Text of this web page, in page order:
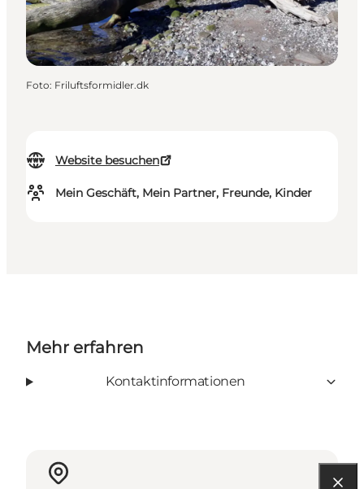
Website besuchen
Mein Geschäft, Mein Partner, Freunde, Kinder
Foto: Friluftsformidler.dk
Mehr erfahren
Kontaktinformationen